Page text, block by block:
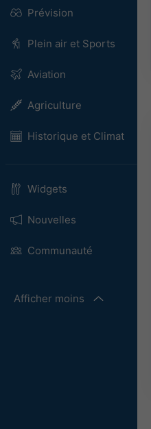
Prévision
Plein air et Sports
Aviation
Agriculture
Historique et Climat
Widgets
Nouvelles
Communauté
Afficher moins